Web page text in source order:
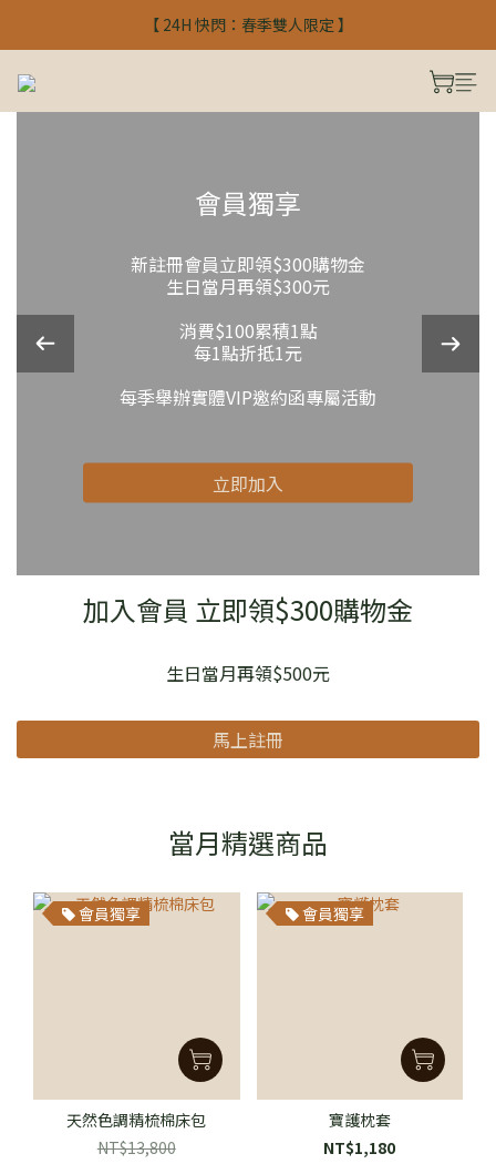
【 24H 快閃：春季雙人限定 】
【 24H 快閃：春季雙人限定 】
會員獨享
新註冊會員立即領$300購物金
生日當月再領$300元
消費$100累積1點
每1點折抵1元
每季舉辦實體VIP邀約函專屬活動
立即加入
加入會員 立即領$300購物金
生日當月再領$500元
馬上註冊
當月精選商品
會員獨享
天然色調精梳棉床包
NT$13,800
會員獨享
寶護枕套
NT$1,180